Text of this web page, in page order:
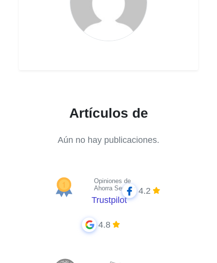
Artículos de
Aún no hay publicaciones.
Opiniones de
Ahorra Seguros
Trustpilot
4.2
4.8